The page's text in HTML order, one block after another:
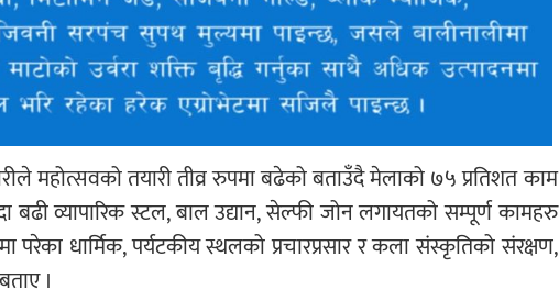
महोत्सवको तयारी तीव्र रुपमा बढेको बताउँदै मेलाको ७५ प्रतिशत काम
व्यापारिक स्टल, बाल उद्यान, सेल्फी जोन लगायतको सम्पूर्ण कामहरु
धार्मिक, पर्यटकीय स्थलको प्रचारप्रसार र कला संस्कृतिको संरक्षण,
।